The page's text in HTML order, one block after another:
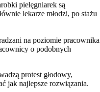
pielęgniarek są
lekarze młodzi, po stażu
na poziomie pracownika
o podobnych
protest głodowy,
jak najlepsze rozwiązania.